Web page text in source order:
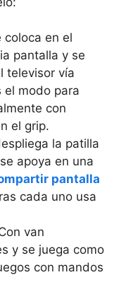
coloca en el
pantalla y se
televisor vía
el modo para
con
el grip.
la patilla
apoya en una
pantalla
cada uno usa
van
y se juega como
con mandos